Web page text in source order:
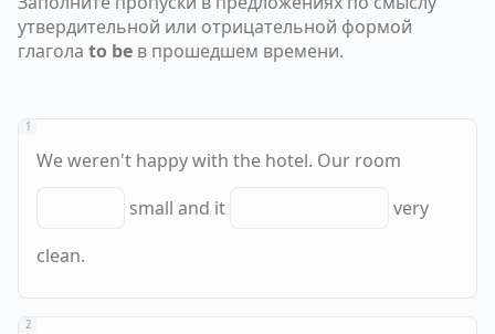
утвердительной или отрицательной формой
глагола to be в прошедшем времени.
1
We weren't happy with the hotel. Our room
small and it
very
clean.
2